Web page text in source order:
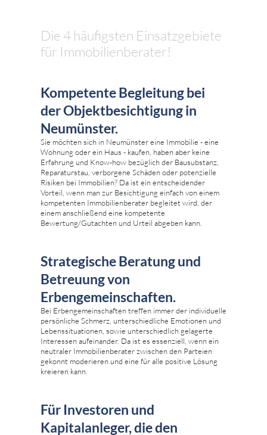
Die 4 häufigsten Einsatzgebiete
für Immobilienberater!
Kompetente Begleitung bei
der Objektbesichtigung in
Neumünster.
Sie möchten sich in Neumünster eine Immobilie - eine
Wohnung oder ein Haus - kaufen, haben aber keine
Erfahrung und Know-how bezüglich der Bausubstanz,
Reparaturstau, verborgene Schäden oder potenzielle
Risiken bei Immobilien? Da ist ein entscheidender
Vorteil, wenn man zur Besichtigung einfach von einem
kompetenten Immobilienberater begleitet wird, der
einem anschließend eine kompetente
Bewertung/Gutachten und Urteil abgeben kann.
Strategische Beratung und
Betreuung von
Erbengemeinschaften.
Bei Erbengemeinschaften treffen immer der individuelle
persönliche Schmerz, unterschiedliche Emotionen und
Lebenssituationen, sowie unterschiedlich gelagerte
Interessen aufeinander. Da ist es essenziell, wenn ein
neutraler Immobilienberater zwischen den Parteien
gekonnt moderieren und eine für alle positive Lösung
kreieren kann.
Für Investoren und
Kapitalanleger, die den